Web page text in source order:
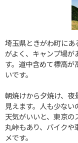
埼玉県ときがわ町に
がよく、キャンプ場が
す。道中含めて標高
いです。
朝焼けから夕焼け、夜
見えます。人も少ない
天気がいいと、東京
丸峠もあり、バイク
メです。